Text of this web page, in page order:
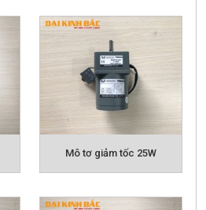
chỉnh tốc độ, thường dùng
định, không dùng bộ chỉnh tốc
rãnh then hoặc trục vát không
độ hãm cao​.
cấp, vuông góc cốt âm, vuông
Mô tơ giảm tốc 25W